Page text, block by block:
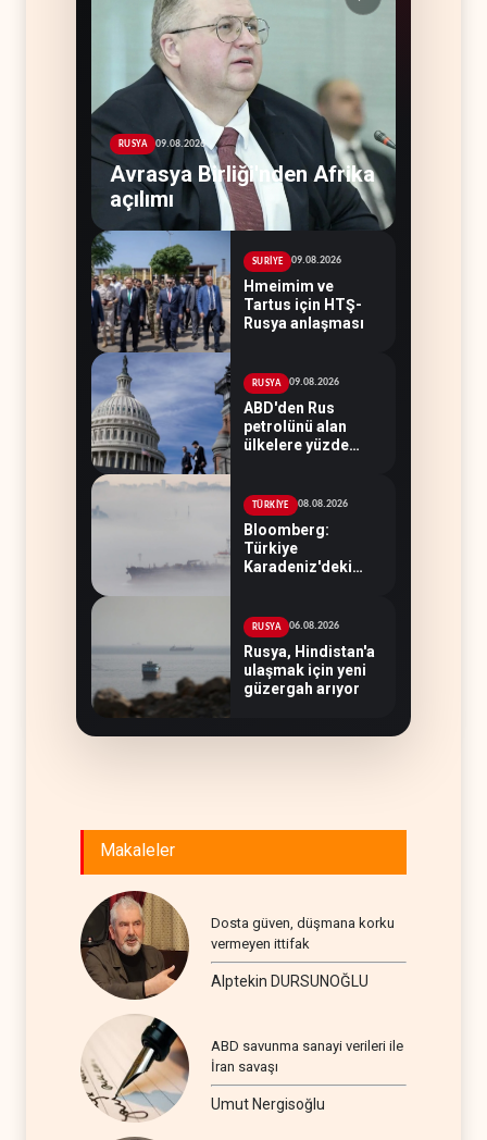
RUSYA 09.08.2026
Avrasya Birliği'nden Afrika
açılımı
SURİYE 09.08.2026
Hmeimim ve
Tartus için HTŞ-
Rusya anlaşması
RUSYA 09.08.2026
ABD'den Rus
petrolünü alan
ülkelere yüzde
TÜRKİYE 08.08.2026
Bloomberg:
Türkiye
Karadeniz'deki
RUSYA 06.08.2026
Rusya, Hindistan'a
ulaşmak için yeni
güzergah arıyor
Makaleler
Dosta güven, düşmana korku
vermeyen ittifak
Alptekin DURSUNOĞLU
ABD savunma sanayi verileri ile
İran savaşı
Umut Nergisoğlu